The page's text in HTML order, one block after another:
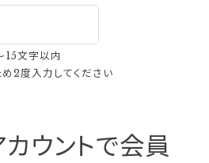
15文字以内
2度入力してください
ウントで会員